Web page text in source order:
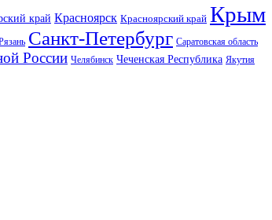
край Красноярск Красноярский край Крым
Санкт-Петербург Саратовская область
России Челябинск Чеченская Республика Якутия